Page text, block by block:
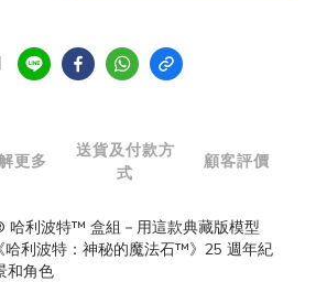
更多
送貨及付款方
式
顧客評價
哈利波特™ 盒組－用這款典藏版模型
哈利波特：神秘的魔法石™》25 週年紀
和角色